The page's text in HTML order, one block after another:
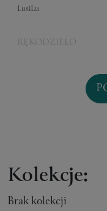
LusiLu
RĘKODZIEŁO
Kolekcje:
Brak kolekcji